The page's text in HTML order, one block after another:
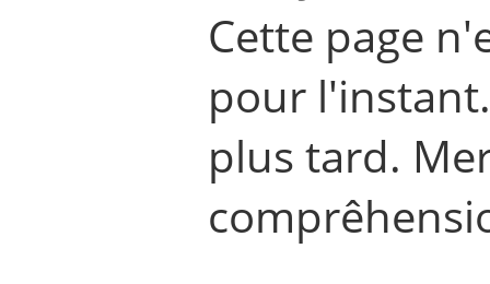
Cette page
pour
plus tard.